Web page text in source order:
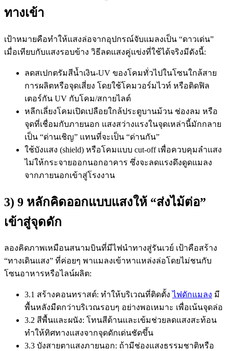
ทางเข้า
เป้าหมายคือทำให้แสงล่อจากอุปกรณ์จับแมลงเป็น “ดาวเด่น”
เมื่อเทียบกับแสงรอบข้าง วิธีลดแสงคู่แข่งที่ใช้ได้จริงมีดังนี้:
ลดสเปกตรัมสีน้ำเงิน-UV ของโคมทั่วไปในโซนใกล้สาย
การผลิตหรือจุดเสี่ยง โดยใช้โคมวอร์มไวท์ หรือติดฟิล
เตอร์กัน UV กับโคม/สกายไลต์
หลีกเลี่ยงโคมเปิดเปลือยใกล้ประตูบานม้วน ช่องลม หรือ
จุดที่เชื่อมกับภายนอก แสงสว่างแรงในจุดเหล่านี้มักกลาย
เป็น “ด่านเชิญ” แทนที่จะเป็น “ด่านกัน”
ใช้บังแสง (shield) หรือโคมแบบ cut-off เพื่อควบคุมลำแสง
ไม่ให้กระจายออกนอกอาคาร ซึ่งจะลดแรงดึงดูดแมลง
จากภายนอกเข้าสู่โรงงาน
3) 9 หลักคิดออกแบบแสงให้ “ส่งไม้ต่อ”
เข้าสู่จุดดัก
ลองคิดภาพเหมือนสนามบินที่มีไฟนำทางสู่รันเวย์ เป้าคือสร้าง
“ทางเดินแสง” ที่ค่อยๆ พาแมลงเข้าหาแหล่งล่อโดยไม่ชนกับ
โซนอาหารหรือไลน์ผลิต:
3.1 สร้างคอนทราสต์: ทำให้บริเวณที่ติดตั้งไฟดักแมลง มี
พื้นหลังมืดกว่าบริเวณรอบๆ อย่างพอเหมาะ เพื่อเน้นจุดล่อ
3.2 สีพื้นและผนัง: โทนสีด้านและเข้มช่วยลดแสงสะท้อน
ทำให้ทิศทางแสงจากจุดดักเด่นชัดขึ้น
3.3 บังสายตาแสงภายนอก: ถ้ามีช่องแสงธรรมชาติหรือ